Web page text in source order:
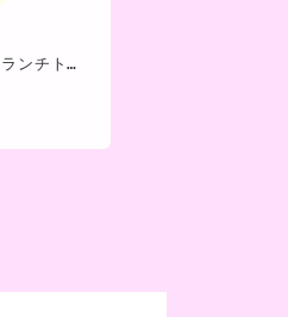
ばつ丸Cafe オリジナルデザイン ランチトート